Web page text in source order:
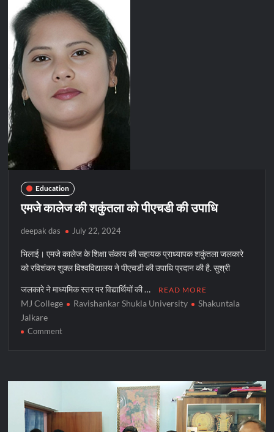
कटने
बचा
लिया
युवक
का
हाथ
Education
एमजे कालेज की शकुंतला को पीएचडी की उपाधि
deepak das July 22, 2024
भिलाई। एमजे कालेज के शिक्षा संकाय की सहायक प्राध्यापक शकुंतला जलकारे
को रविशंकर शुक्ल विश्वविद्यालय ने पीएचडी की उपाधि प्रदान की है. सुश्री
जलकारे ने माध्यमिक स्तर पर विद्यार्थियों की … READ MORE
MJ College Ravishankar Shukla University
Shakuntala
Jalkare
Commenton
शकुंतला
पीएचडी